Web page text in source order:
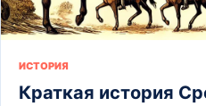
ИСТОРИЯ
Краткая история